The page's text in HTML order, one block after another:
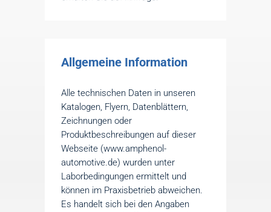
Allgemeine Information
Alle technischen Daten in unseren
Katalogen, Flyern, Datenblättern,
Zeichnungen oder
Produktbeschreibungen auf dieser
Webseite (www.amphenol-
automotive.de) wurden unter
Laborbedingungen ermittelt und
können im Praxisbetrieb abweichen.
Es handelt sich bei den Angaben